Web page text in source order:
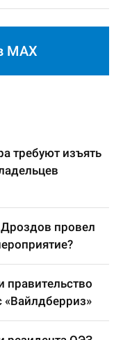
MAX
требуют изъять
провел
правительство
«Вайлдберриз»